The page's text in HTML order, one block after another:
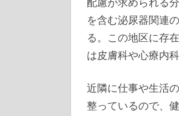
を含む泌尿器関連
る。この地区に存
は皮膚科や心療内
近隣に仕事や生活
整っているので、